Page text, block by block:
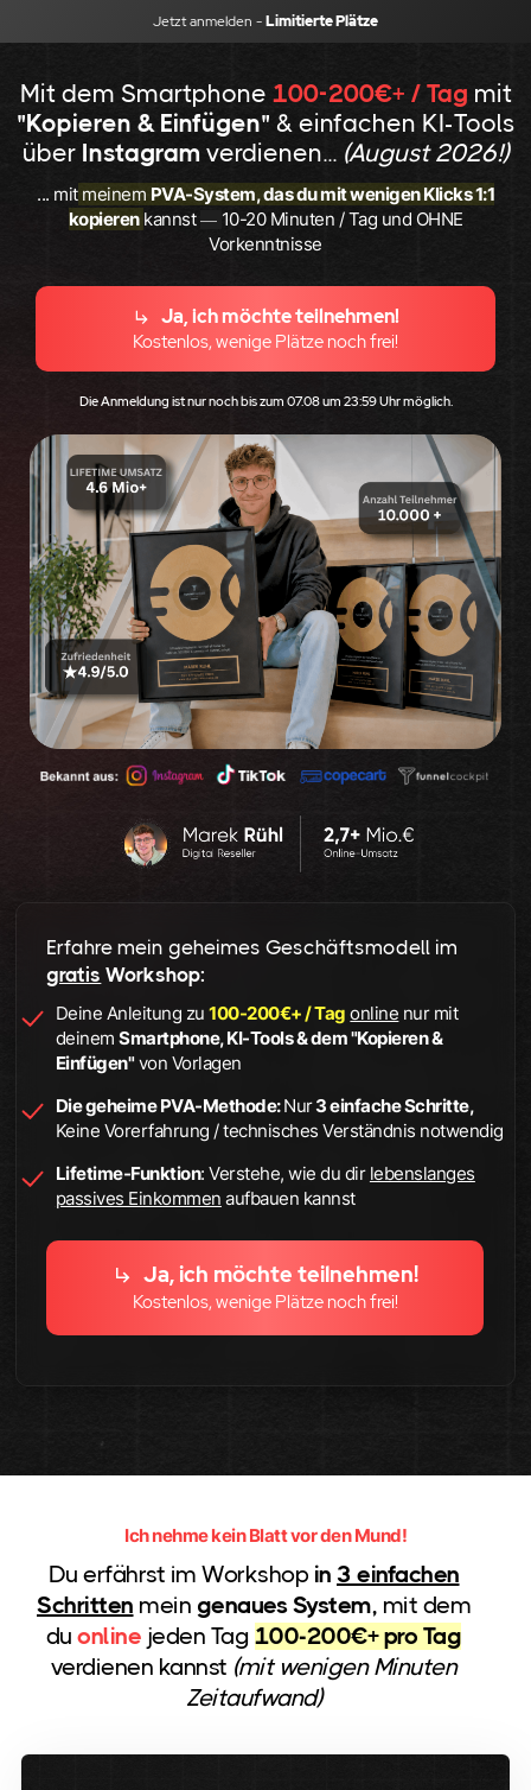
Jetzt anmelden -Limitierte Plätze
Mit dem Smartphone 100-200€+ / Tag mit
"Kopieren & Einfügen" & einfachen KI-Tools
über Instagram verdienen... (August 2026!)
... mitmeinem PVA-System, das du mit wenigen Klicks 1:1
kopieren kannst— 10-20 Minuten / Tag und OHNE
Vorkenntnisse
Ja, ich möchte teilnehmen!
Kostenlos, wenige Plätze noch frei!
Die Anmeldung ist nur noch bis zum 07.08um 23:59 Uhr möglich.
Erfahre mein geheimes Geschäftsmodell im
gratis Workshop:
Deine Anleitung zu100-200€+ / Tag online nur mit
deinemSmartphone, KI-Tools & dem "Kopieren &
Einfügen"von Vorlagen
Die geheime PVA-Methode:Nur3 einfache Schritte,
Keine Vorerfahrung / technisches Verständnis notwendig
Lifetime-Funktion: Verstehe, wie du dir lebenslanges
passives Einkommen aufbauen kannst
Ja, ich möchte teilnehmen!
Kostenlos, wenige Plätze noch frei!
Ich nehme kein Blatt vor den Mund!
Du erfährst im Workshop in 3 einfachen
Schritten mein genaues System, mit dem
duonline jeden Tag 100-200€+ pro Tag
verdienen kannst (mit wenigen Minuten
Zeitaufwand)